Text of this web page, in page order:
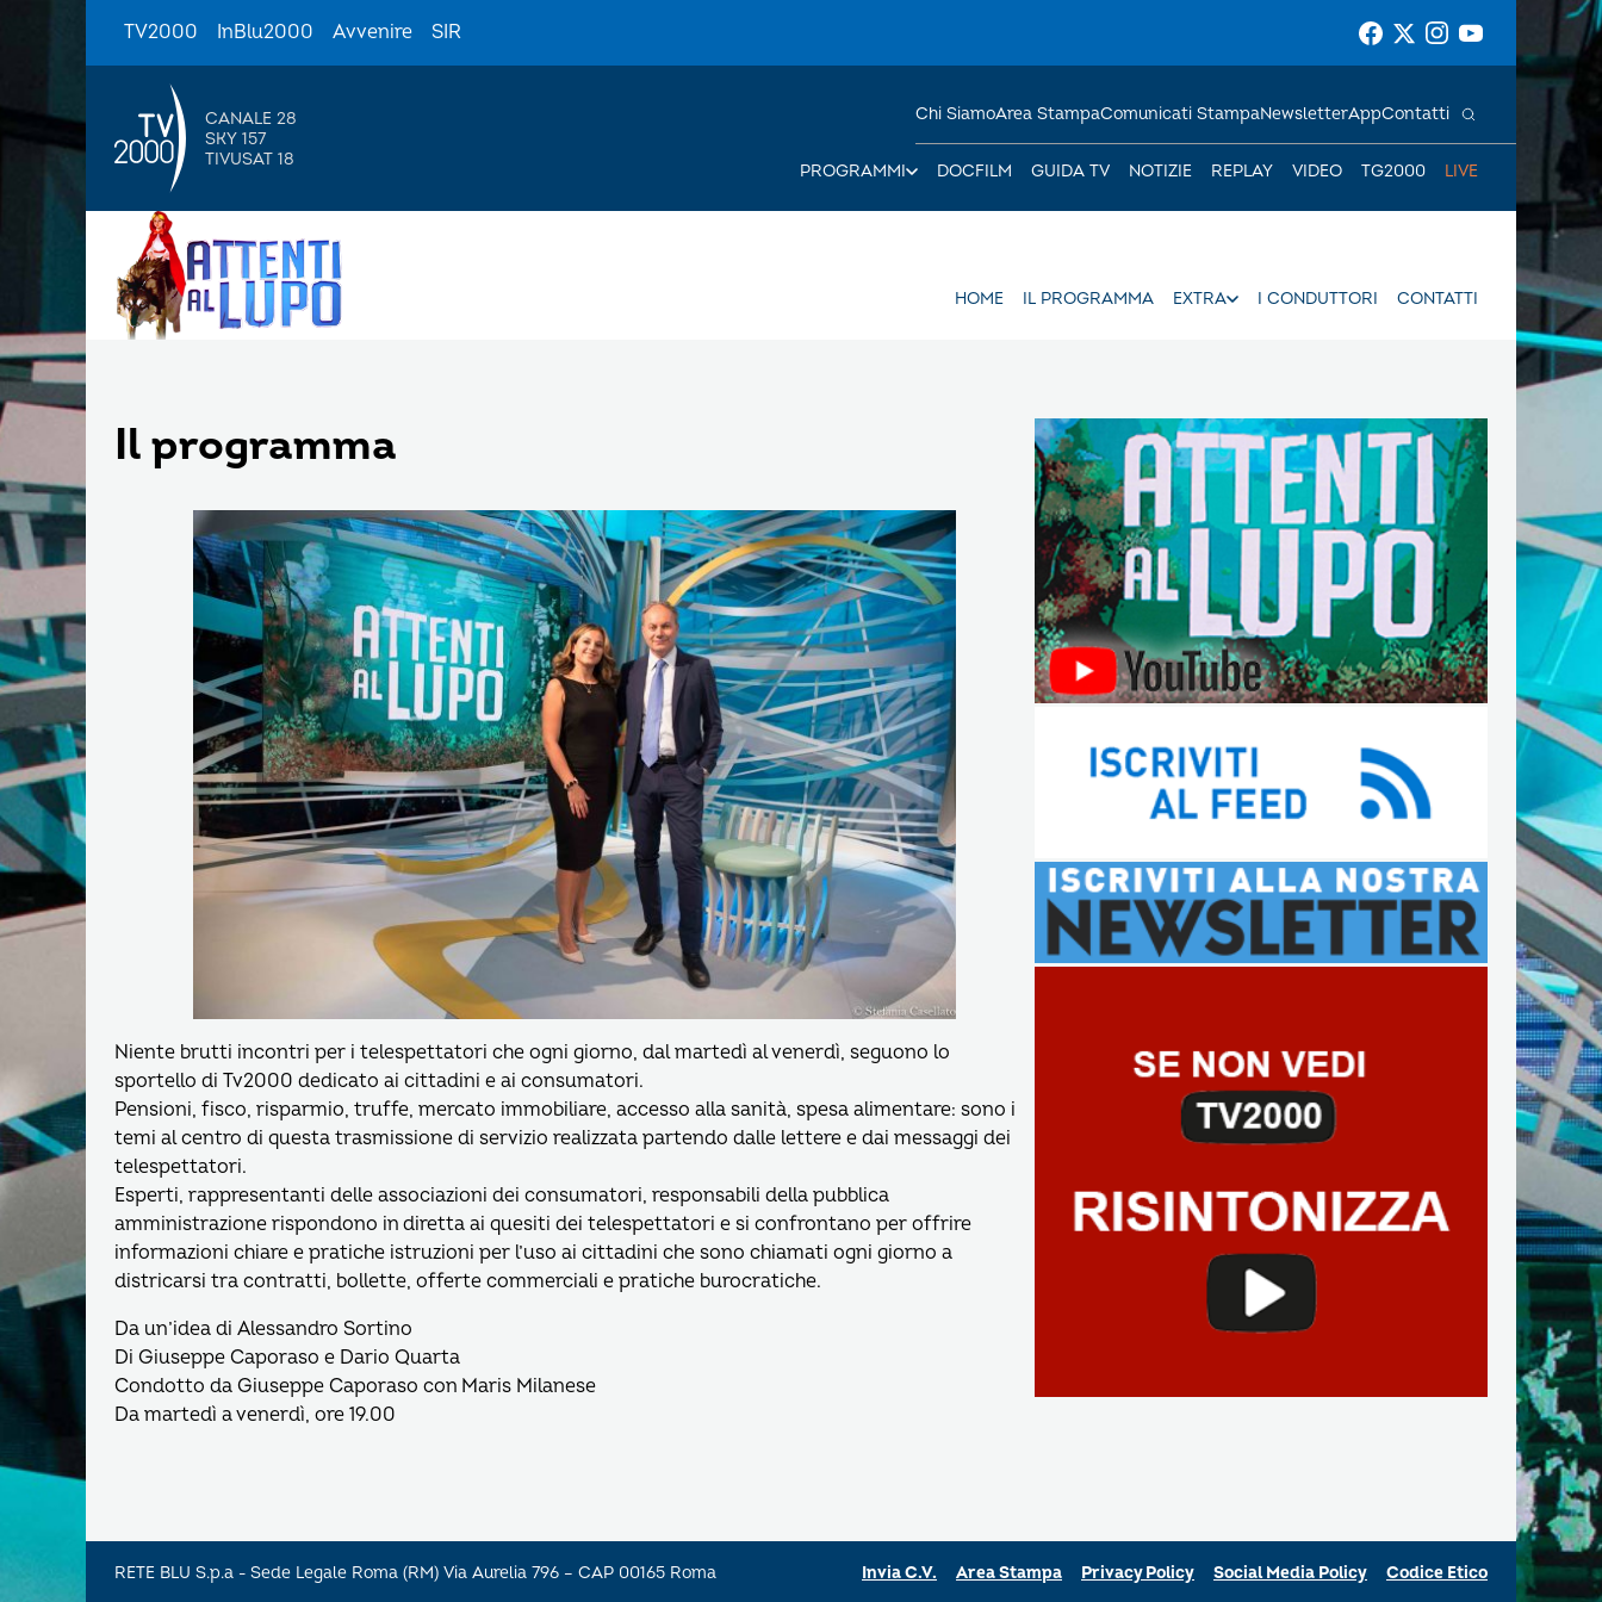
TV2000 InBlu2000 Avvenire SIR
CANALE 28
SKY 157
TIVUSAT 18
PROGRAMMI DOCFILM GUIDA TV NOTIZIE REPLAY VIDEO TG2000 LIVE
Chi SiamoArea StampaComunicati StampaNewsletterAppContatti
HOME IL PROGRAMMA EXTRA I CONDUTTORI CONTATTI
Il programma
Niente brutti incontri per i telespettatori che ogni giorno, dal martedì al venerdì, seguono lo
sportello di Tv2000 dedicato ai cittadini e ai consumatori.
Pensioni, fisco, risparmio, truffe, mercato immobiliare, accesso alla sanità, spesa alimentare: sono i
temi al centro di questa trasmissione di servizio realizzata partendo dalle lettere e dai messaggi dei
telespettatori.
Esperti, rappresentanti delle associazioni dei consumatori, responsabili della pubblica
amministrazione rispondono in diretta ai quesiti dei telespettatori e si confrontano per offrire
informazioni chiare e pratiche istruzioni per l’uso ai cittadini che sono chiamati ogni giorno a
districarsi tra contratti, bollette, offerte commerciali e pratiche burocratiche.
Da un’idea di Alessandro Sortino
Di Giuseppe Caporaso e Dario Quarta
Condotto da Giuseppe Caporaso con Maris Milanese
Da martedì a venerdì, ore 19.00
RETE BLU S.p.a - Sede Legale Roma (RM) Via Aurelia 796 – CAP 00165 Roma Invia C.V. Area Stampa Privacy Policy Social Media Policy Codice Etico